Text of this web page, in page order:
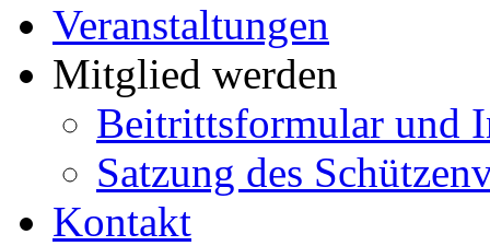
Veranstaltungen
Mitglied werden
Beitrittsformular und
Satzung des
Kontakt